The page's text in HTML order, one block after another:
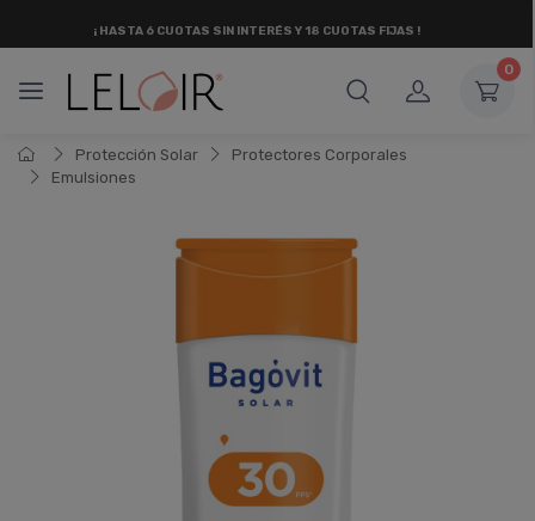
¡ HASTA 6 CUOTAS SIN INTERÉS Y 18 CUOTAS FIJAS !
0
Protección Solar
Protectores Corporales
Emulsiones